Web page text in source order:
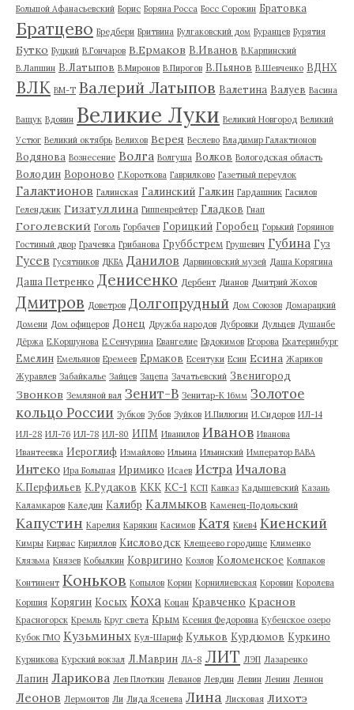
Большой Афанасьевский Борис Боряна Росса Босс Сорокин Братовка
Братцево Бредбери Бритвина Булгаковский дом Буранцев Бурятия
Бутко Буцкий В.Гончаров В.Ермаков В.Иванов В.Карпинский
В.Лапшин В.Латыпов В.Миронов В.Пирогов В.Пьянов В.Шевченко ВДНХ
ВЛК ВМ-Т Валерий Латыпов Валетина Валуев Васина
Ващук Вдовин Великие Луки Великий Новгород Великий
Устюг Великий октябрь Велихов Верея Веслево Владимир Галактионов
Водянова Вознесение Волга Волгуша Волков Вологодская область
Володин Вороново Г.Короткова Гаврилково Газетный переулок
Галактионов Галинская Галинский Галкин Гардашник Гасилов
Геленджик Гизатуллина Гиппенрейтер Гладков Гнап
Гоголевский Гоголь Горбачев Горицкий Горобец Горький Горяинов
Гостиный двор Грачевка Грибанова Груббстрем Грушевич Губина Гуз
Гусев Гусятников ДКБА Данилов Дарвиновский музей Даша Корягина
Даша Петренко Денисенко Дербент Дианов Дмитрий Жохов
Дмитров Доветров Долгопрудный Дом Союзов Домарацкий
Домени Дом офицеров Донец Дружба народов Дубровки Дульцев Душанбе
Дёржа Е.Коршунова Е.Сенчурина Евангелие Евдокимов Егорова Екатеринбург
Емелин Емельянов Еремеев Ермаков Есентуки Есин Есина Жариков
Журавлев Забайкалье Зайцев Зацепа Зачатьевский Звенигород
Звонков Земляной вал Зенит-В Зенитар-К 16мм Золотое
кольцо России Зубков Зубов Зуйков И.Пилюгин И.Сидоров ИЛ-14
ИЛ-28 ИЛ-76 ИЛ-78 ИЛ-80 ИПМ Иванилов Иванов Иванова
Ивантеевка Иероглиф Измайлово Ильина Ильинский Император ВАВА
Интеко Ира Большая Иримико Исаев Истра Ичалова
К.Перфильев К.Рудаков ККК КС-1 КСП Кавказ Кадышевский Казань
Каламкаров Каледин Калибр Калмыков Каменец-Подольский
Капустин Карелия Карякин Касимов Катя Киев4 Киенский
Кимры Кирвас Кириллов Кисловодск Клещеево городище Клименко
Клязьма Князев Кобылкин Ковригино Козлов Коломенское Колпаков
Континент Коньков Копылов Корин Корнилиевская Коровин Королева
Коршия Корягин Косых Коха Коцан Кравченко Краснов
Красногорск Кремль Круг света Крым Ксения Федоровна Кубенское озеро
Кубок ГМО Кузьминых Кул-Шариф Кульков Курдюмов Куркино
Курникова Курский вокзал Л.Маврин ЛА-8 ЛИТ ЛЭП Лазаренко
Лапин Ларикова Лев Плоткин Леванов Левдин Левин Ленин Леннон
Леонов Лермонтов Ли Лида Ясенева Лина Лисковая Лихотэ